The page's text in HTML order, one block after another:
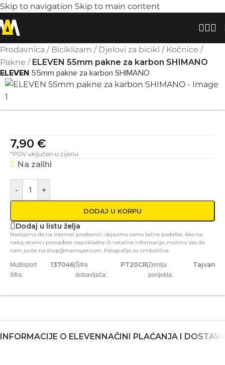
Skip to navigation Skip to main content
Prodavnica / Biciklizam / Djelovi za bicikl / Kočnice /
Pakne / ELEVEN 55mm pakne za karbon SHIMANO
ELEVEN 55mm pakne za karbon SHIMANO
7,90 €
*PDV uključen u cijenu
Na zalihi
- +
DODAJ U KORPU
Dodaj u listu želja
Nastojimo da na internet prodavnici objavimo samo tačne podatke. Ako na
našoj stranici pronađete neprikladne ili netačne informacije, molimo Vas da
nam javite na shop@mamayer.com. Fotografije su simbolične.
Multisport
šifra:
137046| Šifra
dobavljača:
PT20CR |Zemlja
porijekla:
Tajvan
INFORMACIJE O ELEVENNAČINI PLAĆANJA I